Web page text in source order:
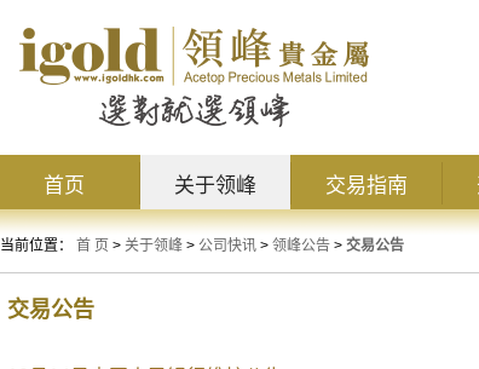
首页 关于领峰 交易指南
当前位置： 首 页 > 关于领峰 > 公司快讯 > 领峰公告 > 交易公告
交易公告